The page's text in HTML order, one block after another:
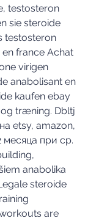
testosteron
sie steroide
testosteron
france Achat
virigen
anabolisant en
kaufen ebay
træning. Dbltj
etsy, amazon,
месяца при ср.
anabolika
steroide
are